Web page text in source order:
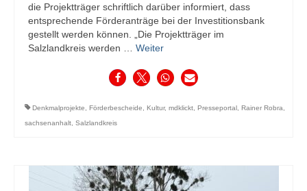
die Projektträger schriftlich darüber informiert, dass
entsprechende Förderanträge bei der Investitionsbank
gestellt werden können. „Die Projektträger im
Salzlandkreis werden … Weiter
Denkmalprojekte Förderbescheide Kultur, mdklickt Presseportal Rainer Robra
sachsenanhalt Salzlandkreis